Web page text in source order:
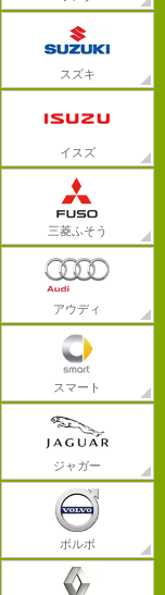
スズキ
イスズ
三菱ふそう
アウディ
スマート
ジャガー
ボルボ